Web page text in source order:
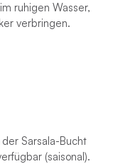
ruhigen Wasser,
verbringen.
Sarsala-Bucht
(saisonal).